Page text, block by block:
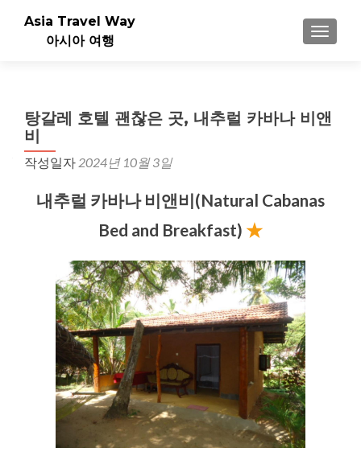
내비게
Asia Travel Way
아시아 여행
탕갈레 호텔 괜찮은 곳, 내추럴 카바나 비앤
비
작성일자 2024년 10월 3일
내추럴 카바나 비앤비(Natural Cabanas
Bed and Breakfast) ★